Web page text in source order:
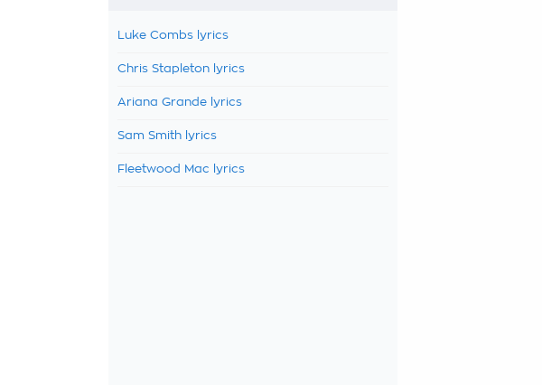
Luke Combs lyrics
Chris Stapleton lyrics
Ariana Grande lyrics
Sam Smith lyrics
Fleetwood Mac lyrics